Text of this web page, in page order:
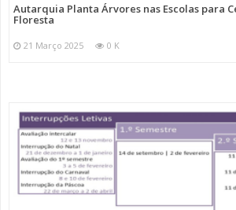
Autarquia Planta Árvores nas Escolas para
Floresta
21 Março 2025 0 K